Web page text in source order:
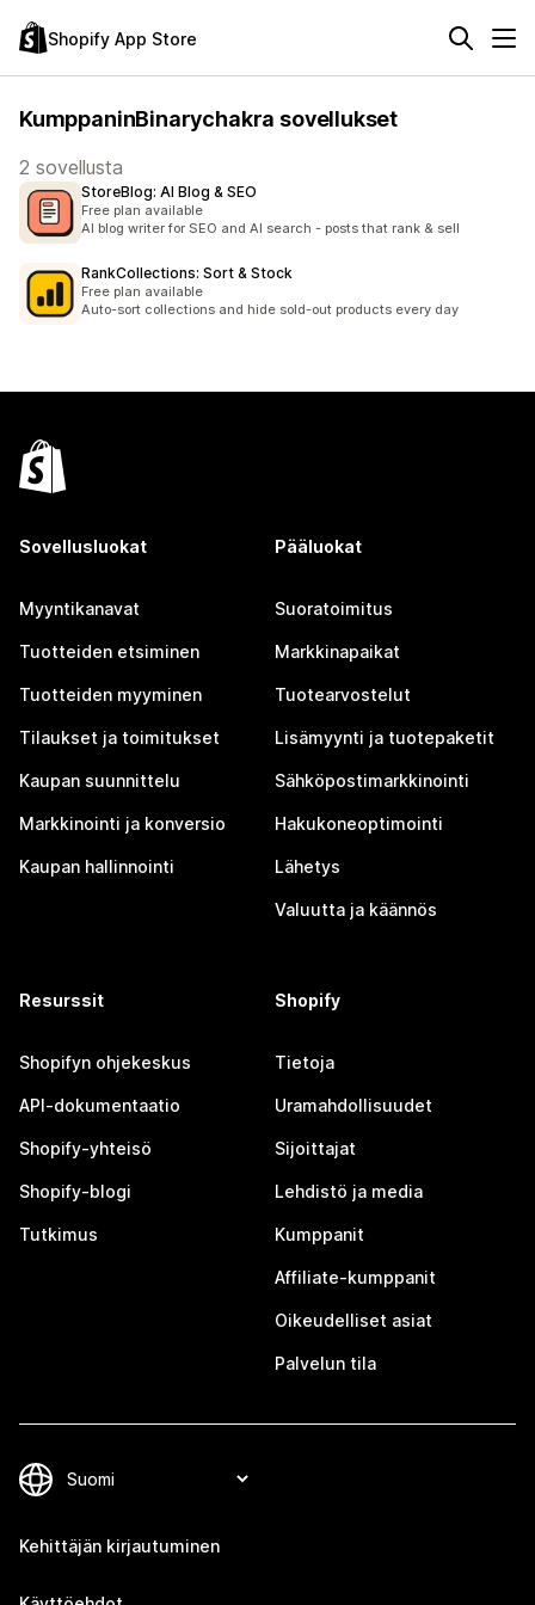
Shopify App Store
KumppaninBinarychakra sovellukset
2 sovellusta
StoreBlog: AI Blog & SEO
Free plan available
AI blog writer for SEO and AI search - posts that rank & sell
RankCollections: Sort & Stock
Free plan available
Auto-sort collections and hide sold-out products every day
Sovellusluokat
Myyntikanavat
Tuotteiden etsiminen
Tuotteiden myyminen
Tilaukset ja toimitukset
Kaupan suunnittelu
Markkinointi ja konversio
Kaupan hallinnointi
Pääluokat
Suoratoimitus
Markkinapaikat
Tuotearvostelut
Lisämyynti ja tuotepaketit
Sähköpostimarkkinointi
Hakukoneoptimointi
Lähetys
Valuutta ja käännös
Resurssit
Shopifyn ohjekeskus
API-dokumentaatio
Shopify-yhteisö
Shopify-blogi
Tutkimus
Shopify
Tietoja
Uramahdollisuudet
Sijoittajat
Lehdistö ja media
Kumppanit
Affiliate-kumppanit
Oikeudelliset asiat
Palvelun tila
Kehittäjän kirjautuminen